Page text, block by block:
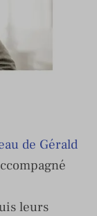
de Gérald
leurs